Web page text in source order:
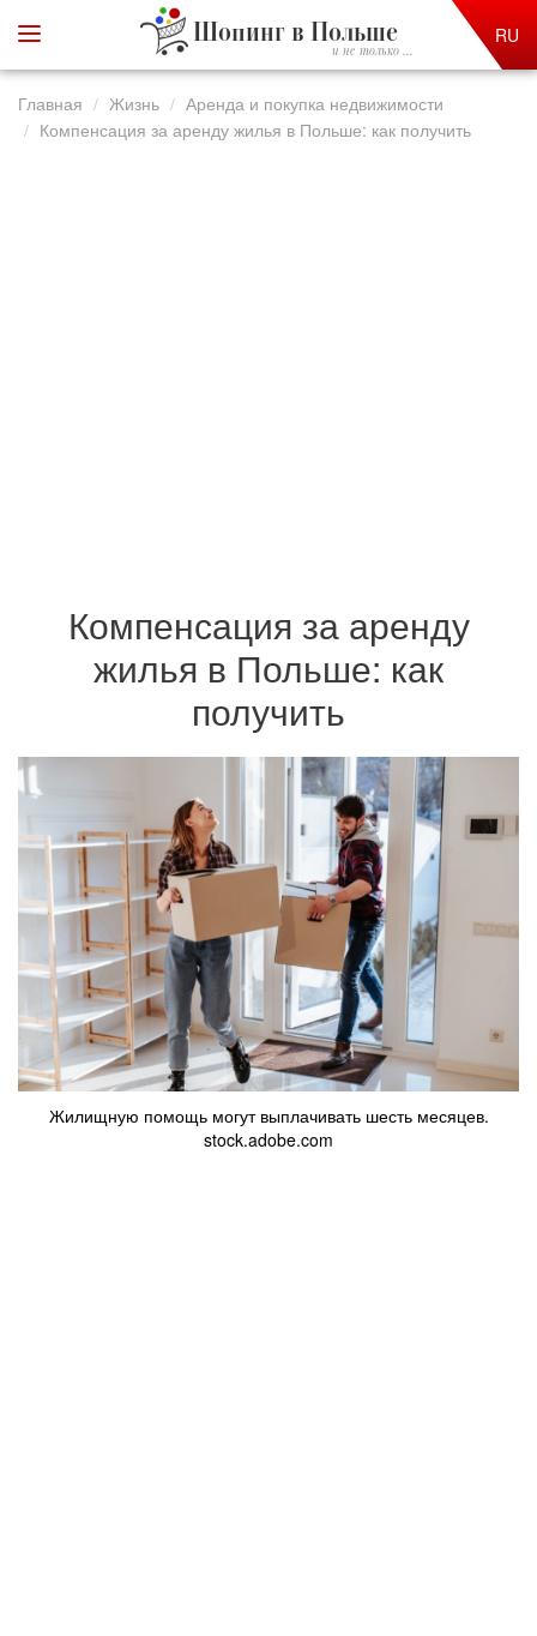
Шопинг в Польше
и не только ...
RU
Главная Жизнь
Аренда и покупка недвижимости
Компенсация за аренду жилья в Польше: как получить
Компенсация за аренду
жилья в Польше: как
получить
Жилищную помощь могут выплачивать шесть месяцев.
stock.adobe.com